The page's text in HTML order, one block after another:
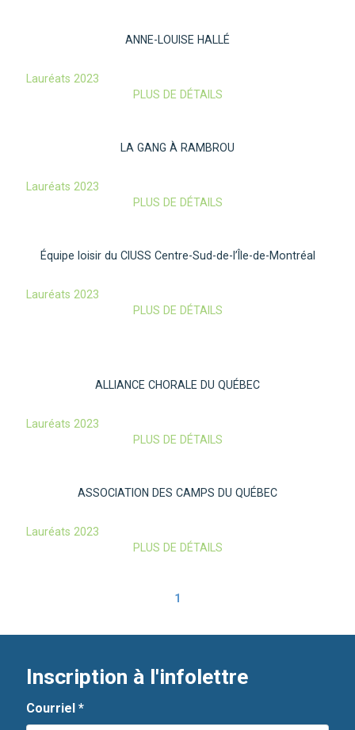
ANNE-LOUISE HALLÉ
Lauréats 2023
PLUS DE DÉTAILS
LA GANG À RAMBROU
Lauréats 2023
PLUS DE DÉTAILS
Équipe loisir du CIUSS Centre-Sud-de-l’Île-de-Montréal
Lauréats 2023
PLUS DE DÉTAILS
ALLIANCE CHORALE DU QUÉBEC
Lauréats 2023
PLUS DE DÉTAILS
ASSOCIATION DES CAMPS DU QUÉBEC
Lauréats 2023
PLUS DE DÉTAILS
1
Inscription à l'infolettre
Courriel *